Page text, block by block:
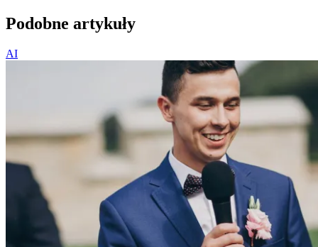
Podobne artykuły
AI